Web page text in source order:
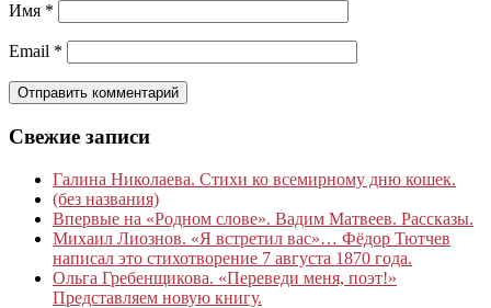
Имя *
Email *
Свежие записи
Галина Николаева. Стихи ко всемирному дню кошек.
(без названия)
Впервые на «Родном слове». Вадим Матвеев. Рассказы.
Михаил Лиознов. «Я встретил вас»… Фёдор Тютчев
написал это стихотворение 7 августа 1870 года.
Ольга Гребенщикова. «Переведи меня, поэт!»
Представляем новую книгу.